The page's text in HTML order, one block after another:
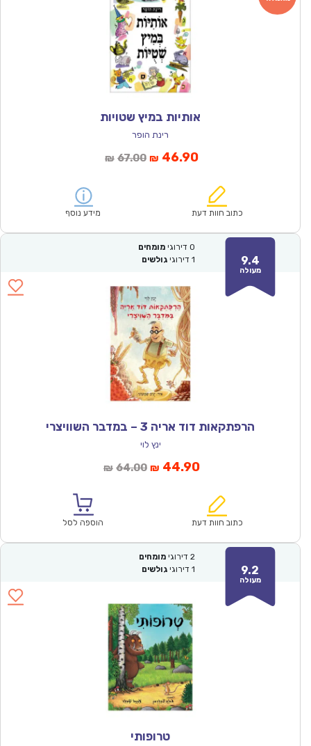
אותיות במיץ שטויות
רינת הופר
₪ 67.00המחיר
₪67.00.
₪ 46.90המחיר
הוא:
כתוב חוות דעת מידע נוסף
9.4
מעולה
0 דירוגי מומחים
1 דירוגי גולשים
הרפתקאות דוד אריה 3 – במדבר השוויצרי
ינץ לוי
₪ 64.00המחיר
₪64.00.
₪ 44.90המחיר
הוא:
כתוב חוות דעת הוספה לסל
9.2
מעולה
2 דירוגי מומחים
1 דירוגי גולשים
טרופותי